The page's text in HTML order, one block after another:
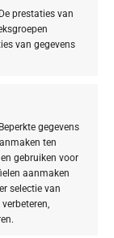
prestaties van
van gegevens
gegevens
ten
gebruiken voor
aanmaken
selectie van